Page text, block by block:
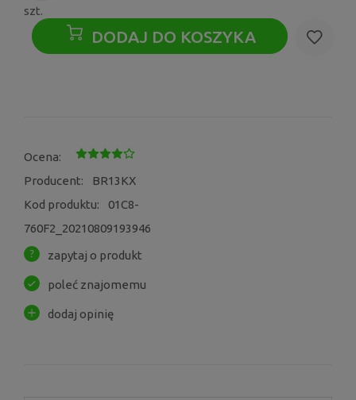
szt.
DODAJ DO KOSZYKA
Ocena:
Producent:
BR13KX
Kod produktu:
01C8-
760F2_20210809193946
zapytaj o produkt
poleć znajomemu
dodaj opinię